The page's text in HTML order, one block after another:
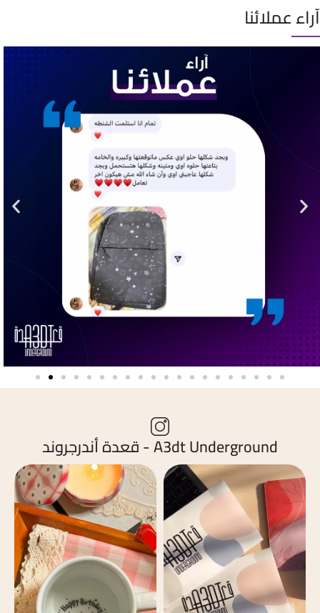
آراء عملائنا
A3dt Underground - قعدة أندرجروند